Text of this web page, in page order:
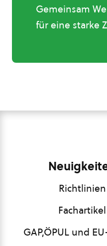
Gemeinsam
für eine starke
Richtlinien
Fachartikel
GAP,ÖPUL und